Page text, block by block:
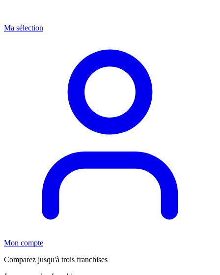
Ma sélection
Mon compte
Comparez jusqu'à trois franchises